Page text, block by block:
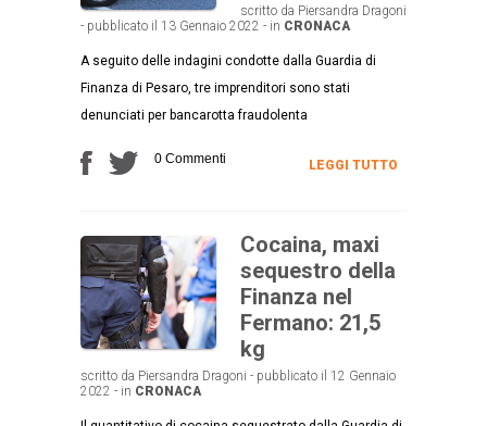
scritto da Piersandra Dragoni
- pubblicato il 13 Gennaio 2022 - in CRONACA
A seguito delle indagini condotte dalla Guardia di
Finanza di Pesaro, tre imprenditori sono stati
denunciati per bancarotta fraudolenta
0 Commenti LEGGI TUTTO
Cocaina, maxi
sequestro della
Finanza nel
Fermano: 21,5
kg
scritto da Piersandra Dragoni - pubblicato il 12 Gennaio
2022 - in CRONACA